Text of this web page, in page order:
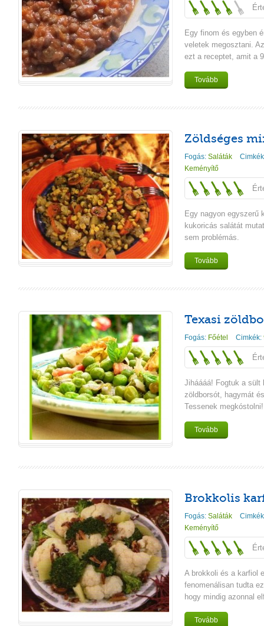
Egy finom és egyben
veletek megosztani.
ezt a receptet, amit a
Tovább
Zöldséges
Fogás: Saláták
Keményítő
Egy nagyon egyszerű
kukoricás salátát
sem problémás.
Tovább
Texasi
Fogás: Főétel Cimkék:
Jiháááá! Fogtuk a sült
zöldborsót, hagymát
Tessenek megkóstolni!
Tovább
Brokkolis
Fogás: Saláták
Keményítő
A brokkoli és a karfiol
fenomenálisan tudta
hogy mindig azonnal
Tovább